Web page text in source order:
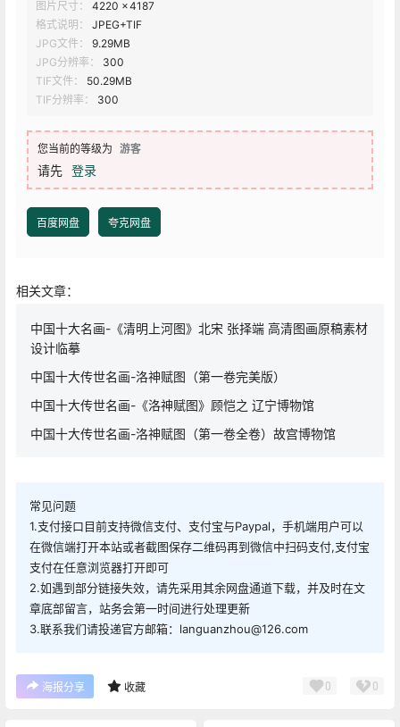
图片尺寸：
4220 × 4187
格式说明：
JPEG+TIF
JPG文件：
9.29MB
JPG分辨率：
300
TIF文件：
50.29MB
TIF分辨率：
300
您当前的等级为 游客
请先 登录
百度网盘 夸克网盘
相关文章：
中国十大名画-《清明上河图》北宋 张择端 高清图画原稿素材
设计临摹
中国十大传世名画-洛神赋图（第一卷完美版）
中国十大传世名画-《洛神赋图》顾恺之 辽宁博物馆
中国十大传世名画-洛神赋图（第一卷全卷）故宫博物馆
常见问题
1.支付接口目前支持微信支付、支付宝与Paypal，手机端用户可以
在微信端打开本站或者截图保存二维码再到微信中扫码支付,支付宝
支付在任意浏览器打开即可
2.如遇到部分链接失效，请先采用其余网盘通道下载，并及时在文
章底部留言，站务会第一时间进行处理更新
3.联系我们请投递官方邮箱：languanzhou@126.com
海报分享 收藏 0 0